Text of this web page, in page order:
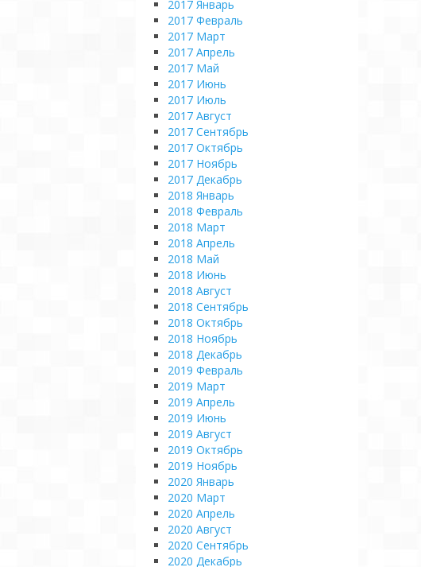
2017 Январь
2017 Февраль
2017 Март
2017 Апрель
2017 Май
2017 Июнь
2017 Июль
2017 Август
2017 Сентябрь
2017 Октябрь
2017 Ноябрь
2017 Декабрь
2018 Январь
2018 Февраль
2018 Март
2018 Апрель
2018 Май
2018 Июнь
2018 Август
2018 Сентябрь
2018 Октябрь
2018 Ноябрь
2018 Декабрь
2019 Февраль
2019 Март
2019 Апрель
2019 Июнь
2019 Август
2019 Октябрь
2019 Ноябрь
2020 Январь
2020 Март
2020 Апрель
2020 Август
2020 Сентябрь
2020 Декабрь